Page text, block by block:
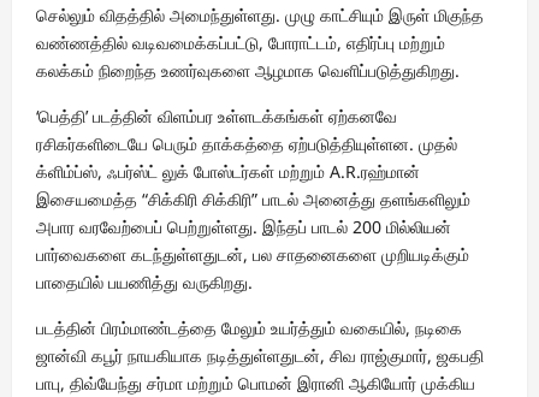
செல்லும் விதத்தில் அமைந்துள்ளது. முழு காட்சியும் இருள் மிகுந்த
வண்ணத்தில் வடிவமைக்கப்பட்டு, போராட்டம், எதிர்ப்பு மற்றும்
கலக்கம் நிறைந்த உணர்வுகளை ஆழமாக வெளிப்படுத்துகிறது.
‘பெத்தி’ படத்தின் விளம்பர உள்ளடக்கங்கள் ஏற்கனவே
ரசிகர்களிடையே பெரும் தாக்கத்தை ஏற்படுத்தியுள்ளன. முதல்
க்ளிம்ப்ஸ், ஃபர்ஸ்ட் லுக் போஸ்டர்கள் மற்றும் A.R.ரஹ்மான்
இசையமைத்த “சிக்கிரி சிக்கிரி” பாடல் அனைத்து தளங்களிலும்
அபார வரவேற்பைப் பெற்றுள்ளது. இந்தப் பாடல் 200 மில்லியன்
பார்வைகளை கடந்துள்ளதுடன், பல சாதனைகளை முறியடிக்கும்
பாதையில் பயணித்து வருகிறது.
படத்தின் பிரம்மாண்டத்தை மேலும் உயர்த்தும் வகையில், நடிகை
ஜான்வி கபூர் நாயகியாக நடித்துள்ளதுடன், சிவ ராஜ்குமார், ஜகபதி
பாபு, திவ்யேந்து சர்மா மற்றும் பொமன் இரானி ஆகியோர் முக்கிய